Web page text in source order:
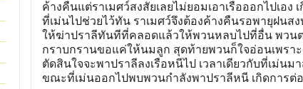
ค้างคืนแต่ราเมศว์สงสัยเลยไม่ยอมเอาเรือออกไปเอ
ที่เม่นไปช่วยไว้ทัน ราเมศว์จึงต้องค้างคืนรอพายุฝนส
ให้ฆ่าปราลีทันทีที่คลอดแล้วให้พวนหลบไปที่อื่น พว
กราบกรานขอแค่ให้นมลูก สุดท้ายพวนก็ใจอ่อนเพรา
ตัดสินใจจะพาปราลีลงเรือหนีไป เวลาเดียวกับที่เม่นม
ขณะที่เม่นออกไปพบพวนกำลังพาปราลีหนี เกิดการต่